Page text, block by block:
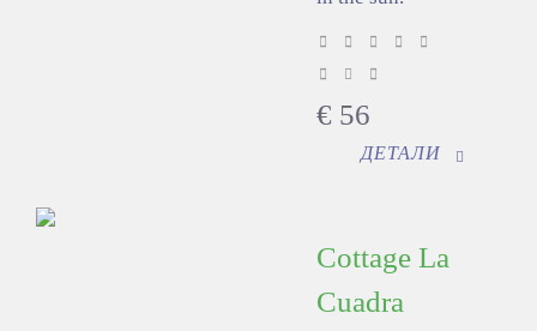
€ 56
ДЕТАЛИ
Cottage La
Cuadra